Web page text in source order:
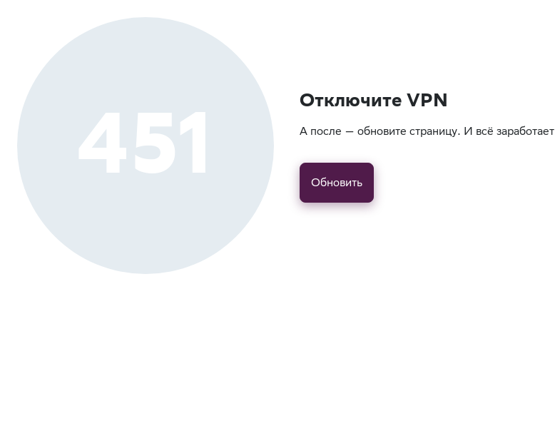
451 Отключите VPN
А после — обновите страницу. И всё заработает
Обновить